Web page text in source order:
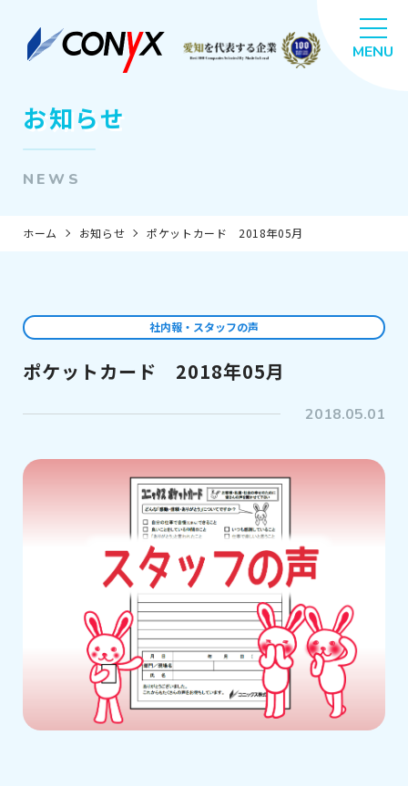
お知らせ
NEWS
ホーム お知らせ ポケットカード 2018年05月
社内報・スタッフの声
ポケットカード 2018年05月
2018.05.01